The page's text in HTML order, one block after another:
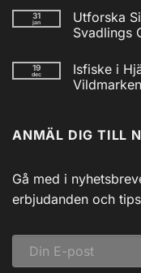
till
Nödradio
Vev
AM/FM
Powerbank
inkl
31
jan
Utforska
Svadlings
till
Utforska
Siljans
Svadlings
Guidade
19
dec
Isfiske i
Vildmarken
Isfiske
i
Dalarna:
Ett
Vinteräventyr
i
ANMÄL DIG TILL
Gå med i
erbjudanden och